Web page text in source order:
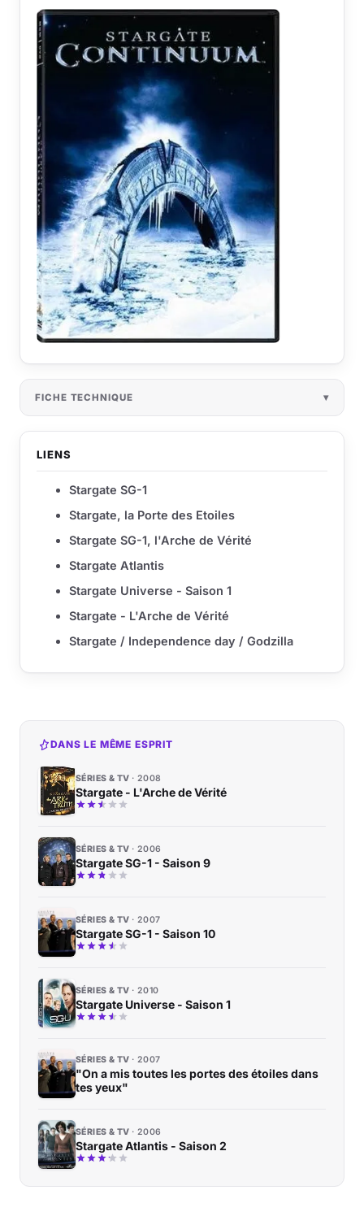
FICHE TECHNIQUE
LIENS
Stargate SG-1
Stargate, la Porte des Etoiles
Stargate SG-1, l'Arche de Vérité
Stargate Atlantis
Stargate Universe - Saison 1
Stargate - L'Arche de Vérité
Stargate / Independence day / Godzilla
DANS LE MÊME ESPRIT
SÉRIES & TV 2008
Stargate - L'Arche de Vérité
SÉRIES & TV 2006
Stargate SG-1 - Saison 9
SÉRIES & TV 2007
Stargate SG-1 - Saison 10
SÉRIES & TV 2010
Stargate Universe - Saison 1
SÉRIES & TV 2007
"On a mis toutes les portes des étoiles dans
tes yeux"
SÉRIES & TV 2006
Stargate Atlantis - Saison 2